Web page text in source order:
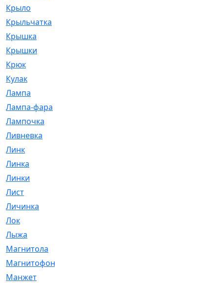
Крыло
Крыльчатка
Крышка
Крышки
Крюк
Кулак
Лампа
Лампа-фара
Лампочка
Ливневка
Линк
Линка
Линки
Лист
Личинка
Лок
Лыжа
Магнитола
Магнитофон
Манжет